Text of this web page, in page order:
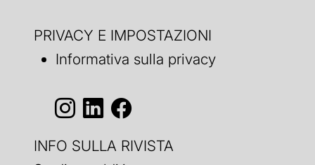
PRIVACY E IMPOSTAZIONI
Informativa sulla privacy
INFO SULLA RIVISTA